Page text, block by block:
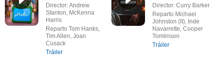
Director: Andrew
Stanton, McKenna
Harris
Reparto Tom Hanks,
Tim Allen, Joan
Cusack
Tráiler
Director: Curry Barker
Reparto Michael
Johnston (II), Inde
Navarrette, Cooper
Tomlinson
Tráiler